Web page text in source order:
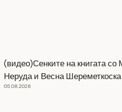
(видео)Сенките на книгата со
Неруда и Весна Шереметкоска
05.08.2026